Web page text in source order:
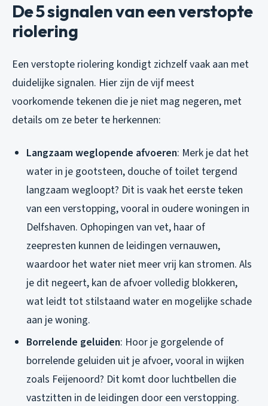
De 5 signalen van een verstopte
riolering
Een verstopte riolering kondigt zichzelf vaak aan met
duidelijke signalen. Hier zijn de vijf meest
voorkomende tekenen die je niet mag negeren, met
details om ze beter te herkennen:
Langzaam weglopende afvoeren: Merk je dat het
water in je gootsteen, douche of toilet tergend
langzaam wegloopt? Dit is vaak het eerste teken
van een verstopping, vooral in oudere woningen in
Delfshaven. Ophopingen van vet, haar of
zeepresten kunnen de leidingen vernauwen,
waardoor het water niet meer vrij kan stromen. Als
je dit negeert, kan de afvoer volledig blokkeren,
wat leidt tot stilstaand water en mogelijke schade
aan je woning.
Borrelende geluiden: Hoor je gorgelende of
borrelende geluiden uit je afvoer, vooral in wijken
zoals Feijenoord? Dit komt door luchtbellen die
vastzitten in de leidingen door een verstopping.